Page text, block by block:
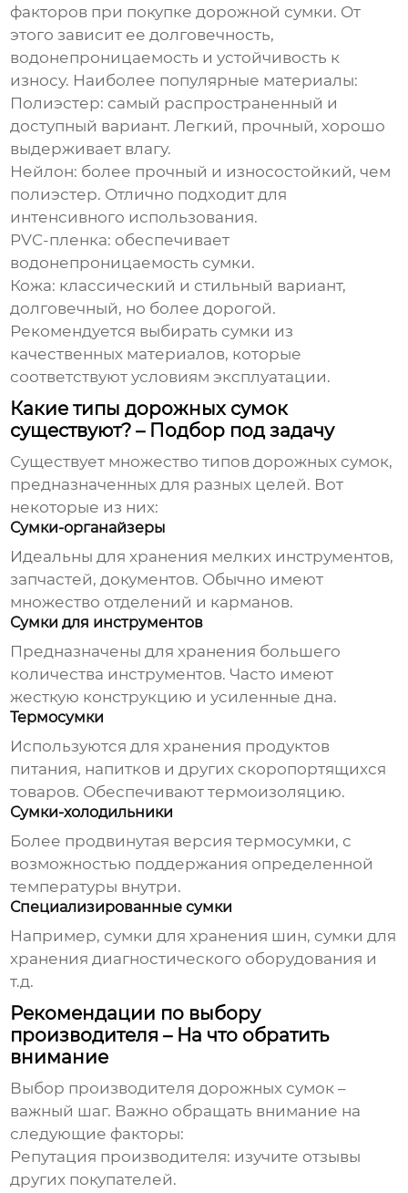
факторов при покупкедорожной сумки. От
этого зависит ее долговечность,
водонепроницаемость и устойчивость к
износу. Наиболее популярные материалы:
Полиэстер: самый распространенный и
доступный вариант. Легкий, прочный, хорошо
выдерживает влагу.
Нейлон: более прочный и износостойкий, чем
полиэстер. Отлично подходит для
интенсивного использования.
PVC-пленка: обеспечивает
водонепроницаемость сумки.
Кожа: классический и стильный вариант,
долговечный, но более дорогой.
Рекомендуется выбирать сумки из
качественных материалов, которые
соответствуют условиям эксплуатации.
Какие типы дорожных сумок
существуют? – Подбор под задачу
Существует множество типовдорожных сумок,
предназначенных для разных целей. Вот
некоторые из них:
Сумки-органайзеры
Идеальны для хранения мелких инструментов,
запчастей, документов. Обычно имеют
множество отделений и карманов.
Сумки для инструментов
Предназначены для хранения большего
количества инструментов. Часто имеют
жесткую конструкцию и усиленные дна.
Термосумки
Используются для хранения продуктов
питания, напитков и других скоропортящихся
товаров. Обеспечивают термоизоляцию.
Сумки-холодильники
Более продвинутая версия термосумки, с
возможностью поддержания определенной
температуры внутри.
Специализированные сумки
Например, сумки для хранения шин, сумки для
хранения диагностического оборудования и
т.д.
Рекомендации по выбору
производителя – На что обратить
внимание
Выбор производителядорожных сумок –
важный шаг. Важно обращать внимание на
следующие факторы:
Репутация производителя: изучите отзывы
других покупателей.